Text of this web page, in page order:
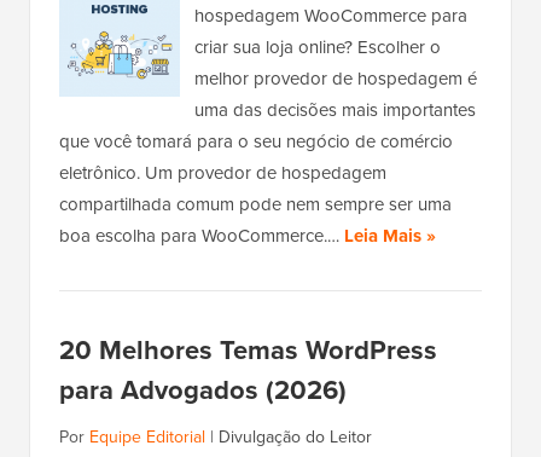
hospedagem WooCommerce para
criar sua loja online? Escolher o
melhor provedor de hospedagem é
uma das decisões mais importantes
que você tomará para o seu negócio de comércio
eletrônico. Um provedor de hospedagem
compartilhada comum pode nem sempre ser uma
boa escolha para WooCommerce.… Leia Mais »
20 Melhores Temas WordPress
para Advogados (2026)
Por Equipe Editorial | Divulgação do Leitor